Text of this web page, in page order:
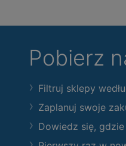
Pobierz
Filtruj sklepy
Zaplanuj swoje
Dowiedz się,